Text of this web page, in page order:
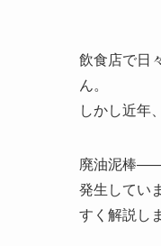
飲食店で日
ん。
しかし近年
廃油泥棒――
発生してい
すく解説し